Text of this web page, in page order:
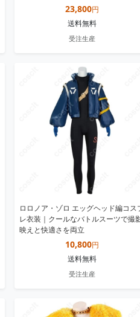
23,800円
送料無料
受注生産
ロロノア・ゾロ エッグヘッド編コス
レ衣装｜クールなバトルスーツで撮
映えと快適さを両立
10,800円
送料無料
受注生産